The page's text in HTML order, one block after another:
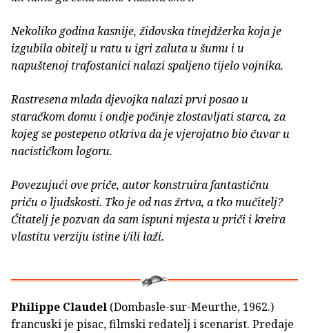
Nekoliko godina kasnije, židovska tinejdžerka koja je
izgubila obitelj u ratu u igri zaluta u šumu i u
napuštenoj trafostanici nalazi spaljeno tijelo vojnika.
Rastresena mlada djevojka nalazi prvi posao u
staračkom domu i ondje počinje zlostavljati starca, za
kojeg se postepeno otkriva da je vjerojatno bio čuvar u
nacističkom logoru.
Povezujući ove priče, autor konstruira fantastičnu
priču o ljudskosti. Tko je od nas žrtva, a tko mučitelj?
Čitatelj je pozvan da sam ispuni mjesta u priči i kreira
vlastitu verziju istine i/ili laži.
Philippe Claudel (Dombasle-sur-Meurthe, 1962.)
francuski je pisac, filmski redatelj i scenarist. Predaje